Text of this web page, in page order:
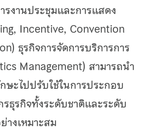
รงานประชุมและการแสดง
Incentive, Convention
ธุรกิจการจัดการบริการการ
Management) สามารถนำ
ษะไปปรับใช้ในการประกอบ
ธุรกิจทั้งระดับชาติและระดับ
างเหมาะสม